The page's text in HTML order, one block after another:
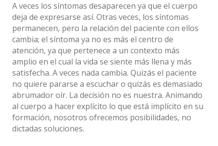
A veces los síntomas desaparecen ya que el cuerpo
deja de expresarse así. Otras veces, los síntomas
permanecen, pero la relación del paciente con ellos
cambia; el síntoma ya no es más el centro de
atención, ya que pertenece a un contexto más
amplio en el cual la vida se siente más llena y más
satisfecha. A veces nada cambia. Quizás el paciente
no quiere pararse a escuchar o quizás es demasiado
abrumador oír. La decisión no es nuestra. Animando
al cuerpo a hacer explícito lo que está implícito en su
formación, nosotros ofrecemos posibilidades, no
dictadas soluciones.